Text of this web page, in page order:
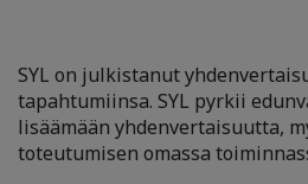
SYL on julkistanut
tapahtumiinsa. SYL pyrkii
lisäämään yhdenvertaisuutta,
toteutumisen omassa